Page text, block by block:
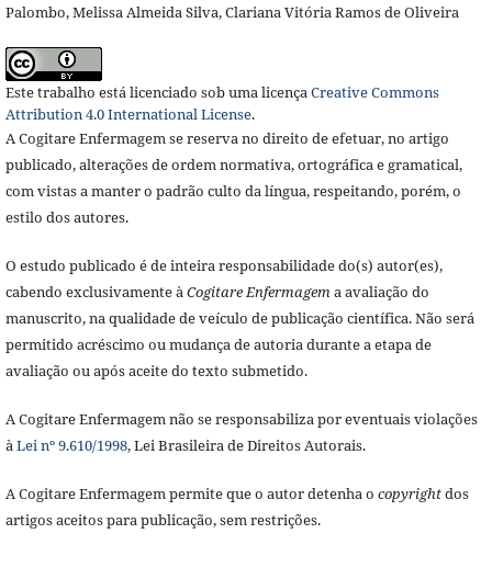
Palombo, Melissa Almeida Silva, Clariana Vitória Ramos de Oliveira
Este trabalho está licenciado sob uma licençaCreative Commons
Attribution 4.0 International License.
A Cogitare Enfermagem se reserva no direito de efetuar, no artigo
publicado, alterações de ordem normativa, ortográfica e gramatical,
com vistas a manter o padrão culto da língua, respeitando, porém, o
estilo dos autores.
O estudo publicado é de inteira responsabilidade do(s) autor(es),
cabendo exclusivamente àCogitare Enfermagema avaliação do
manuscrito, na qualidade de veículo de publicação científica. Não será
permitido acréscimo ou mudança de autoria durante a etapa de
avaliação ou após aceite do texto submetido.
A Cogitare Enfermagem não se responsabiliza por eventuais violações
àLei nº 9.610/1998, Lei Brasileira de Direitos Autorais.
A Cogitare Enfermagem permite que o autor detenha o copyrightdos
artigos aceitos para publicação, sem restrições.